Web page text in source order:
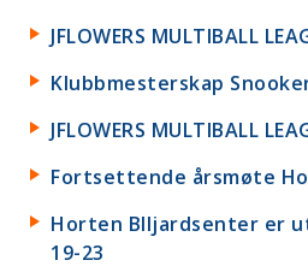
JFLOWERS MULTIBALL
Klubbmesterskap
JFLOWERS MULTIBALL
Fortsettende årsmøte
Horten BIljardsenter er
19-23